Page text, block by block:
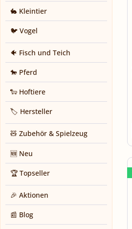
🐇 Kleintier
🐦 Vogel
🐠 Fisch und Teich
🐎 Pferd
🐑 Hoftiere
🏷️ Hersteller
🧸 Zubehör & Spielzeug
🆕 Neu
🏆 Topseller
🎉 Aktionen
📰 Blog